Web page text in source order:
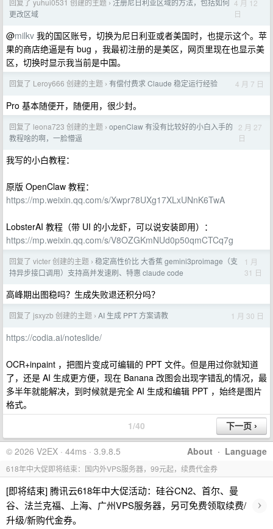
回复了 yuhui0531 创建的主题 › 注册尼日利亚区域的方法，包括如何
更改区域
4 月 12
日
@milkv 我的国区账号，切换为尼日利亚或者美国时，也提示这个。苹
果的商店绝逼是有 bug ，我最初注册的是美区，网页里现在也显示美
区，切换时显示我当前是中国。
回复了 Leroy666 创建的主题 › 有偿付费求 Claude 稳定运行经验 4 月 7 日
Pro 基本随便开，随便用，很少封。
回复了 leona723 创建的主题 › openClaw 有没有比较好的小白入手的
教程啥的啊，一脸懵逼
2 月 27
日
我写的小白教程：
原版 OpenClaw 教程：
https://mp.weixin.qq.com/s/Xwpr78UXg17XLxUNnK6TwA
LobsterAI 教程（带 UI 的小龙虾，可以说安装即用）：
https://mp.weixin.qq.com/s/V8OZGKmNUd0p50qmCTCq7g
回复了 victer 创建的主题 › 稳定高性价比 大香蕉 gemini3proimage（支
持异步接口调用）支持高并发速刷、特惠 claude code
1 月
31 日
高峰期出图稳吗？生成失败退还积分吗？
回复了 jsxyzb 创建的主题 › AI 生成 PPT 方案请教 1 月 30 日
https://codia.ai/noteslide/
OCR+inpaint ，把图片变成可编辑的 PPT 文件。但是用过你就知道
了，还是 AI 生成更方便，现在 Banana 改图会出现字错乱的情况，最
多半年就能解决，到时候就是完全 AI 生成和编辑 PPT ，始终是图片
格式。
1/40
About · Language
© 2026 V2EX · 44ms · 3.9.8.5
618年中大促即将结束：国内外VPS服务器，99元起，续费代金券
[即将结束] 腾讯云618年中大促活动：硅谷CN2、首尔、曼
谷、法兰克福、上海、广州VPS服务器，另可免费领取续费/
升级/新购代金券。
›